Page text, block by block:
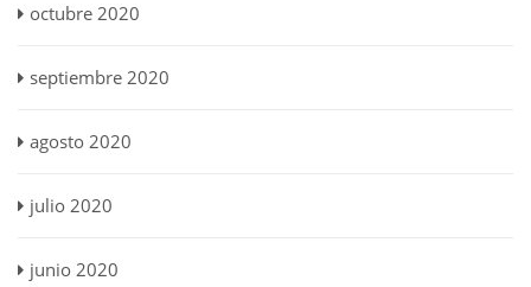
octubre 2020
septiembre 2020
agosto 2020
julio 2020
junio 2020